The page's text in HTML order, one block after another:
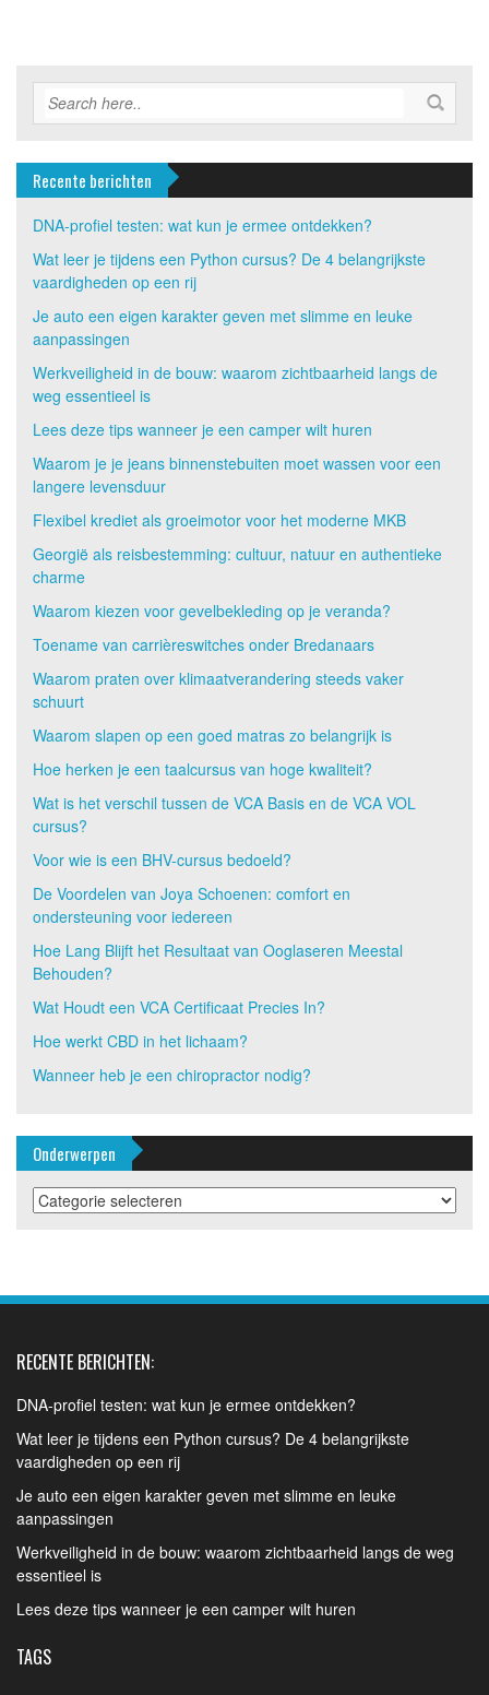
Recente berichten
DNA-profiel testen: wat kun je ermee ontdekken?
Wat leer je tijdens een Python cursus? De 4 belangrijkste
vaardigheden op een rij
Je auto een eigen karakter geven met slimme en leuke
aanpassingen
Werkveiligheid in de bouw: waarom zichtbaarheid langs de
weg essentieel is
Lees deze tips wanneer je een camper wilt huren
Waarom je je jeans binnenstebuiten moet wassen voor een
langere levensduur
Flexibel krediet als groeimotor voor het moderne MKB
Georgië als reisbestemming: cultuur, natuur en authentieke
charme
Waarom kiezen voor gevelbekleding op je veranda?
Toename van carrièreswitches onder Bredanaars
Waarom praten over klimaatverandering steeds vaker
schuurt
Waarom slapen op een goed matras zo belangrijk is
Hoe herken je een taalcursus van hoge kwaliteit?
Wat is het verschil tussen de VCA Basis en de VCA VOL
cursus?
Voor wie is een BHV-cursus bedoeld?
De Voordelen van Joya Schoenen: comfort en
ondersteuning voor iedereen
Hoe Lang Blijft het Resultaat van Ooglaseren Meestal
Behouden?
Wat Houdt een VCA Certificaat Precies In?
Hoe werkt CBD in het lichaam?
Wanneer heb je een chiropractor nodig?
Onderwerpen
Onderwerpen
RECENTE BERICHTEN:
DNA-profiel testen: wat kun je ermee ontdekken?
Wat leer je tijdens een Python cursus? De 4 belangrijkste
vaardigheden op een rij
Je auto een eigen karakter geven met slimme en leuke
aanpassingen
Werkveiligheid in de bouw: waarom zichtbaarheid langs de weg
essentieel is
Lees deze tips wanneer je een camper wilt huren
TAGS